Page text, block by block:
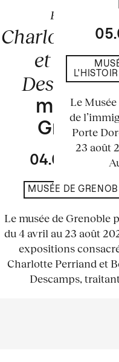
la
et
D'EAU
23 août 2026 se
au Château
La Tour à
Elle mettra à
les...
Exposition
Charlotte
et
Descamps
musée
Grenoble
04.04
MUSÉE DE
Le musée de Grenoble
du 4 avril au 23 août
expositions
Charlotte Perriand et
Descamps,
Le
de
Porte
23 août